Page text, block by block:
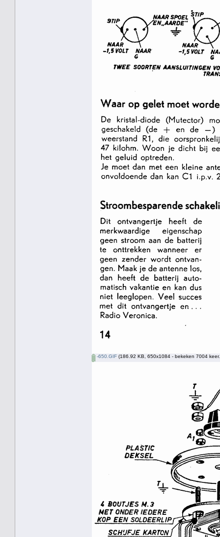
-650.GIF (186.92 KB, 650x1084 - bekeken 7004